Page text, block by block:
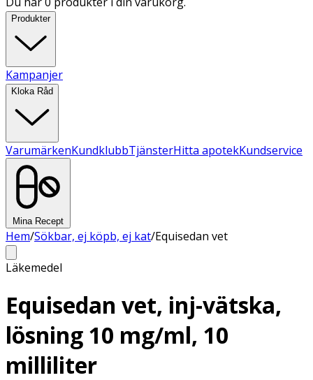
Produkter
Kampanjer
Kloka Råd
VarumärkenKundklubbTjänsterHitta apotekKundservice
Mina Recept
Hem/Sökbar, ej köpb, ej kat/Equisedan vet
Läkemedel
Equisedan vet, inj-vätska,
lösning 10 mg/ml, 10
milliliter